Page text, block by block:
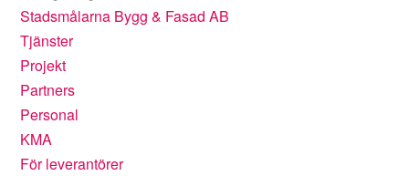
Stadsmålarna Bygg & Fasad AB
Tjänster
Projekt
Partners
Personal
KMA
För leverantörer